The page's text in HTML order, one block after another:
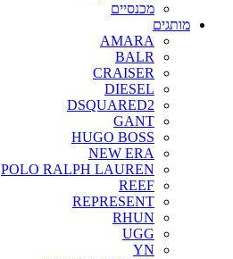
מכנסיים
מותגים
AMARA
BALR
CRAISER
DIESEL
DSQUARED2
GANT
HUGO BOSS
NEW ERA
POLO RALPH LAUREN
REEF
REPRESENT
RHUN
UGG
YN